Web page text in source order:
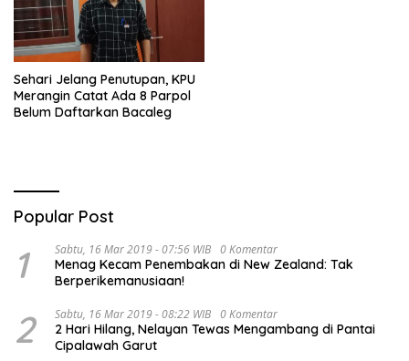
Sehari Jelang Penutupan, KPU
Merangin Catat Ada 8 Parpol
Belum Daftarkan Bacaleg
Popular Post
1 Sabtu, 16 Mar 2019 - 07:56 WIB 0 Komentar
Menag Kecam Penembakan di New Zealand: Tak
Berperikemanusiaan!
2 Sabtu, 16 Mar 2019 - 08:22 WIB 0 Komentar
2 Hari Hilang, Nelayan Tewas Mengambang di Pantai
Cipalawah Garut